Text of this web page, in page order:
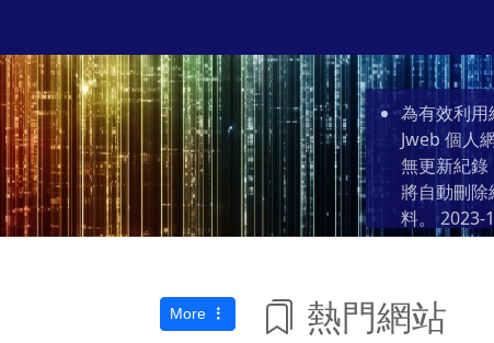
為有效利
Jweb 個人
無更新紀
將自動刪
料。 2023-
More 熱門網站